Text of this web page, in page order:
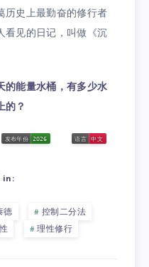
历史上最勤奋的修行者
看见的日记，叫做《沉
的能量水桶，有多少水
的？
in:
德
控制二分法
理性修行